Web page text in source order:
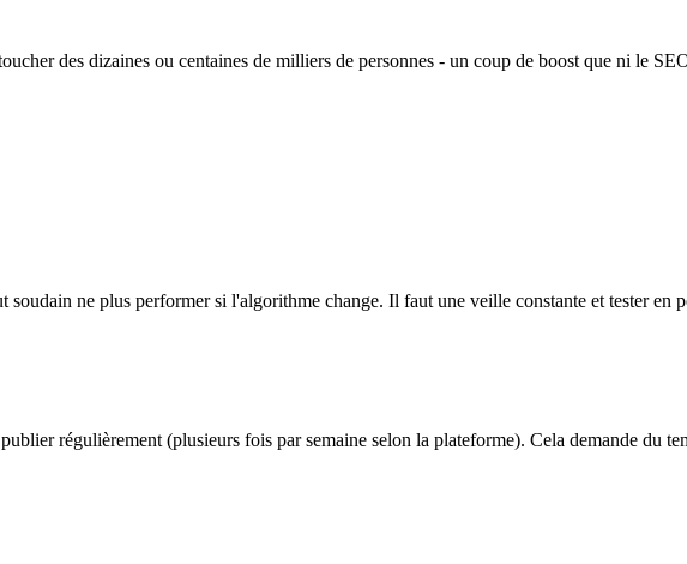
des dizaines ou centaines de milliers de personnes - un coup de boost que ni le
ne plus performer si l'algorithme change. Il faut une veille constante et tester en
régulièrement (plusieurs fois par semaine selon la plateforme). Cela demande du